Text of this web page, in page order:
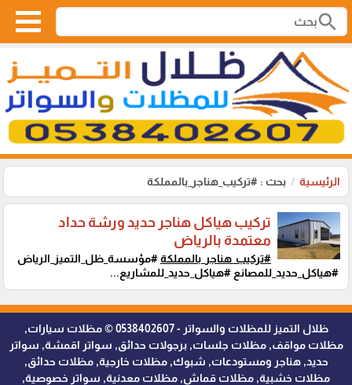
search
الرئيسية بحث : #تركيب_هناجر_بالمملكة
تركيب هياكل هناجر حديد ورشة حداد
معتمدة بالرياض
#تركيب_هناجر_بالمملكة#مؤسسة_ظل_التميز_الرياض
#هياكل_حديد_للمصانع #هياكل_حديد_للمشاريع...
ظلال التميز للمظلات والسواتر - 0538402607 © مظلات سيارات,
مظلات مواقف, مظلات جلسات, برجولات حدائق, سواتر اقمشة, سواتر
حديد, هناجر ومستودعات, شبوك, مظلات خارجية, مظلات حدائق,
مظلات خشبية, مظلات قماش, مظلات معدنية, سواتر خصوصية,